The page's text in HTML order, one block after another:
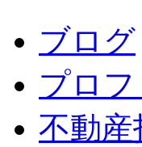
ブログ
プロ
不動産